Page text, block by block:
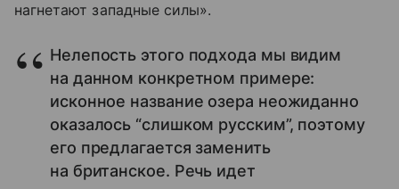
нагнетают западные силы».
Нелепость этого подхода мы видим
на данном конкретном примере:
исконное название озера неожиданно
оказалось “слишком русским”, поэтому
его предлагается заменить
на британское. Речь идет